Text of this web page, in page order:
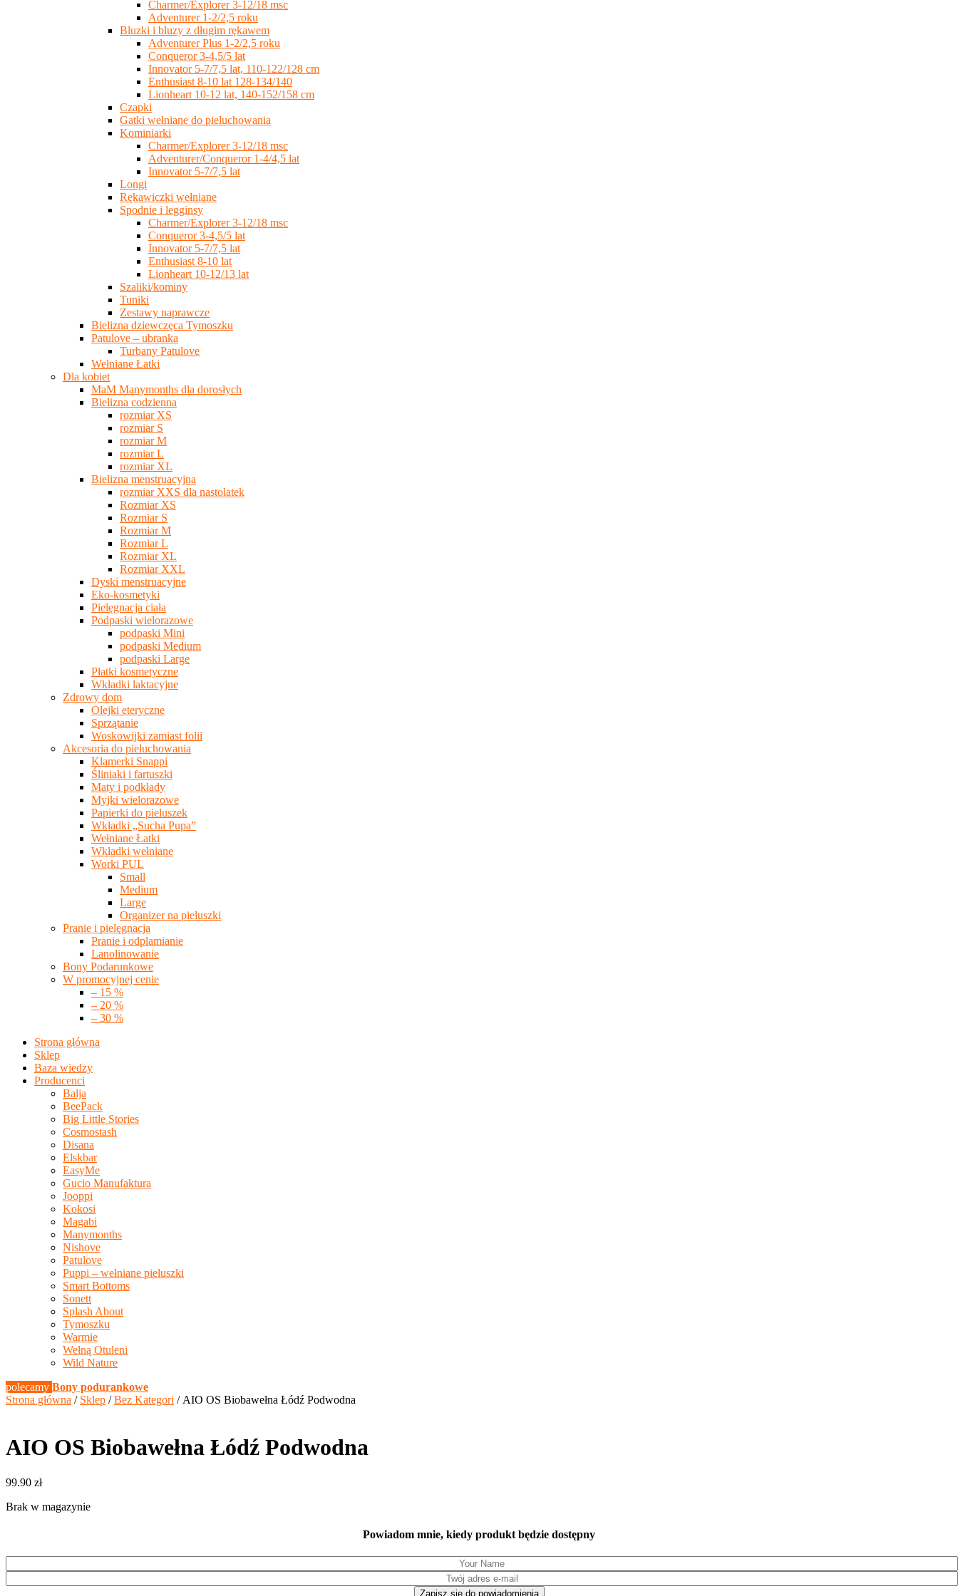
Charmer/Explorer 3-12/18 msc
Adventurer 1-2/2,5 roku
Bluzki i bluzy z długim rękawem
Adventurer Plus 1-2/2,5 roku
Conqueror 3-4,5/5 lat
Innovator 5-7/7,5 lat, 110-122/128 cm
Enthusiast 8-10 lat 128-134/140
Lionheart 10-12 lat, 140-152/158 cm
Czapki
Gatki wełniane do pieluchowania
Kominiarki
Charmer/Explorer 3-12/18 msc
Adventurer/Conqueror 1-4/4,5 lat
Innovator 5-7/7,5 lat
Longi
Rękawiczki wełniane
Spodnie i legginsy
Charmer/Explorer 3-12/18 msc
Conqueror 3-4,5/5 lat
Innovator 5-7/7,5 lat
Enthusiast 8-10 lat
Lionheart 10-12/13 lat
Szaliki/kominy
Tuniki
Zestawy naprawcze
Bielizna dziewczęca Tymoszku
Patulove – ubranka
Turbany Patulove
Wełniane Łatki
Dla kobiet
MaM Manymonths dla dorosłych
Bielizna codzienna
rozmiar XS
rozmiar S
rozmiar M
rozmiar L
rozmiar XL
Bielizna menstruacyjna
rozmiar XXS dla nastolatek
Rozmiar XS
Rozmiar S
Rozmiar M
Rozmiar L
Rozmiar XL
Rozmiar XXL
Dyski menstruacyjne
Eko-kosmetyki
Pielęgnacja ciała
Podpaski wielorazowe
podpaski Mini
podpaski Medium
podpaski Large
Płatki kosmetyczne
Wkładki laktacyjne
Zdrowy dom
Olejki eteryczne
Sprzątanie
Woskowijki zamiast folii
Akcesoria do pieluchowania
Klamerki Snappi
Śliniaki i fartuszki
Maty i podkłady
Myjki wielorazowe
Papierki do pieluszek
Wkładki „Sucha Pupa”
Wełniane Łatki
Wkładki wełniane
Worki PUL
Small
Medium
Large
Organizer na pieluszki
Pranie i pielęgnacja
Pranie i odplamianie
Lanolinowanie
Bony Podarunkowe
W promocyjnej cenie
– 15 %
– 20 %
– 30 %
Strona główna
Sklep
Baza wiedzy
Producenci
Balja
BeePack
Big Little Stories
Cosmostash
Disana
Elskbar
EasyMe
Gucio Manufaktura
Jooppi
Kokosi
Magabi
Manymonths
Nishove
Patulove
Puppi – wełniane pieluszki
Smart Bottoms
Sonett
Splash About
Tymoszku
Warmie
Wełną Otuleni
Wild Nature
polecamy Bony podurankowe
Strona główna / Sklep /Bez Kategori / AIO OS Biobawełna Łódź Podwodna
AIO OS Biobawełna Łódź Podwodna
99.90 zł
Brak w magazynie
Powiadom mnie, kiedy produkt będzie dostępny